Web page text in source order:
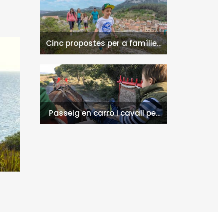
Cinc propostes per a famílies
a l'Hospitalet de l'Infant i la
Vall de Llors
Passeig en carro i cavall per
l'entorn de Nulles